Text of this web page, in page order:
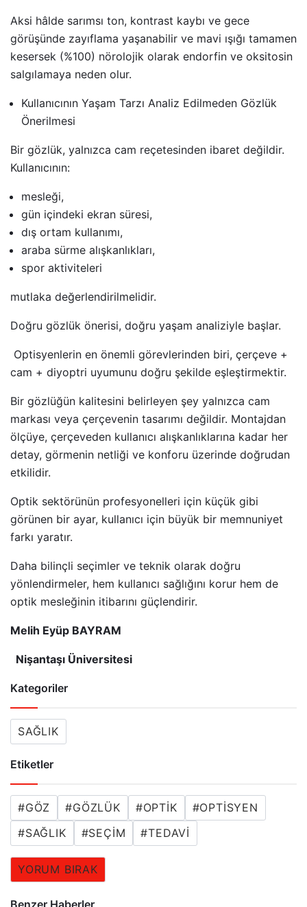
Aksi hâlde sarımsı ton, kontrast kaybı ve gece
görüşünde zayıflama yaşanabilir ve mavi ışığı tamamen
kesersek (%100) nörolojik olarak endorfin ve oksitosin
salgılamaya neden olur.
Kullanıcının Yaşam Tarzı Analiz Edilmeden Gözlük
Önerilmesi
Bir gözlük, yalnızca cam reçetesinden ibaret değildir.
Kullanıcının:
mesleği,
gün içindeki ekran süresi,
dış ortam kullanımı,
araba sürme alışkanlıkları,
spor aktiviteleri
mutlaka değerlendirilmelidir.
Doğru gözlük önerisi, doğru yaşam analiziyle başlar.
Optisyenlerin en önemli görevlerinden biri, çerçeve +
cam + diyoptri uyumunu doğru şekilde eşleştirmektir.
Bir gözlüğün kalitesini belirleyen şey yalnızca cam
markası veya çerçevenin tasarımı değildir. Montajdan
ölçüye, çerçeveden kullanıcı alışkanlıklarına kadar her
detay, görmenin netliği ve konforu üzerinde doğrudan
etkilidir.
Optik sektörünün profesyonelleri için küçük gibi
görünen bir ayar, kullanıcı için büyük bir memnuniyet
farkı yaratır.
Daha bilinçli seçimler ve teknik olarak doğru
yönlendirmeler, hem kullanıcı sağlığını korur hem de
optik mesleğinin itibarını güçlendirir.
Melih Eyüp BAYRAM
Nişantaşı Üniversitesi
Kategoriler
SAĞLIK
Etiketler
#GÖZ #GÖZLÜK #OPTIK #OPTISYEN
#SAĞLIK #SEÇİM #TEDAVI
YORUM BIRAK